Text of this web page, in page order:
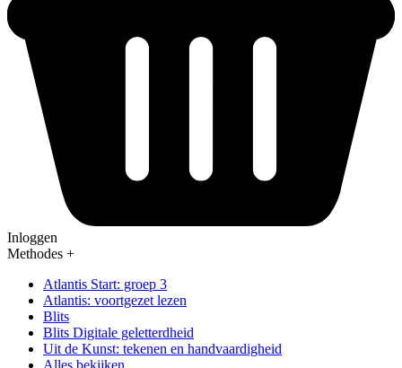
Inloggen
Methodes +
Atlantis Start: groep 3
Atlantis: voortgezet lezen
Blits
Blits Digitale geletterdheid
Uit de Kunst: tekenen en handvaardigheid
Alles bekijken